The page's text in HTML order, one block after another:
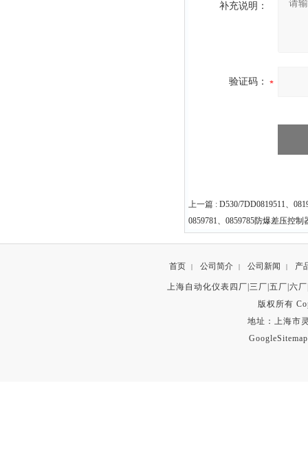
补充说明：
验证码：
上一篇 : D530/7DD0819511、
0859781、0859785防爆差压控制
首页 | 公司简介 | 公司新闻 | 产
上海自动化仪表四厂|三厂|五厂|六
版权所有
地址：上海市
GoogleSitemap